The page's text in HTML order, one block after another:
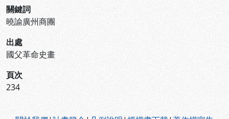
關鍵詞
曉諭廣州商團
出處
國父革命史畫
頁次
234